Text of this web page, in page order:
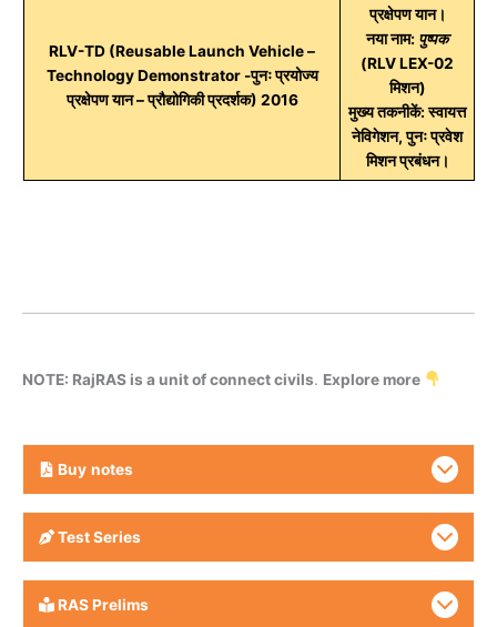
RLV-TD (Reusable Launch Vehicle –
Technology Demonstrator -पुनः प्रयोज्य
प्रक्षेपण यान – प्रौद्योगिकी प्रदर्शक) 2016
प्रक्षेपण यान।
नया नाम: पुष्पक
(RLV LEX-02
मिशन)
मुख्य तकनीकें:स्वायत्त
नेविगेशन, पुनः प्रवेश
मिशन प्रबंधन।
NOTE: RajRAS is a unit of connect civils. Explore more
Buy notes
Test Series
RAS Prelims